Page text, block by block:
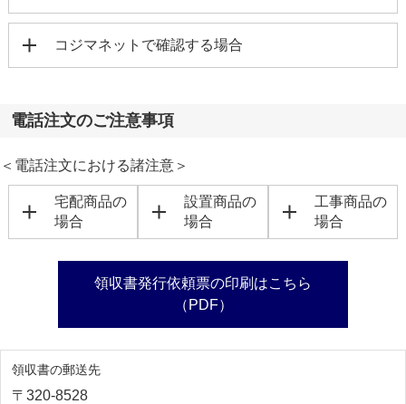
コジマネットで確認する場合
電話注文のご注意事項
＜電話注文における諸注意＞
宅配商品の
場合
設置商品の
場合
工事商品の
場合
領収書発行依頼票の印刷はこちら
（PDF）
領収書の郵送先
〒320-8528